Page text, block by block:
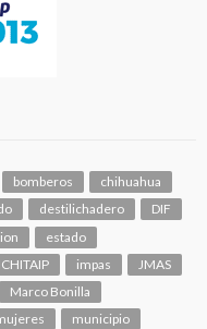
bomberos
chihuahua
destilichadero
DIF
estado
ICHITAIP impas
JMAS
Marco Bonilla
municipio